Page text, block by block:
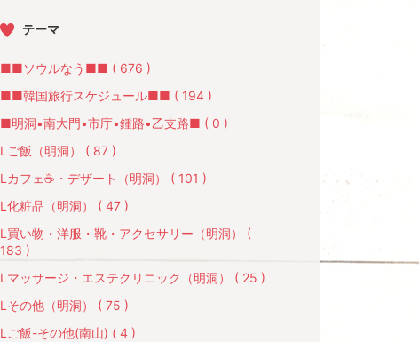
テーマ
■■ソウルなう■■ ( 676 )
■■韓国旅行スケジュール■■ ( 194 )
■明洞▪南大門▪市庁▪鍾路•乙支路■ ( 0 )
Lご飯（明洞） ( 87 )
Lカフェ☕️・デザート（明洞） ( 101 )
L化粧品（明洞） ( 47 )
L買い物・洋服・靴・アクセサリー（明洞） (
183 )
Lマッサージ・エステクリニック（明洞） ( 25 )
Lその他（明洞） ( 75 )
Lご飯-その他(南山) ( 4 )